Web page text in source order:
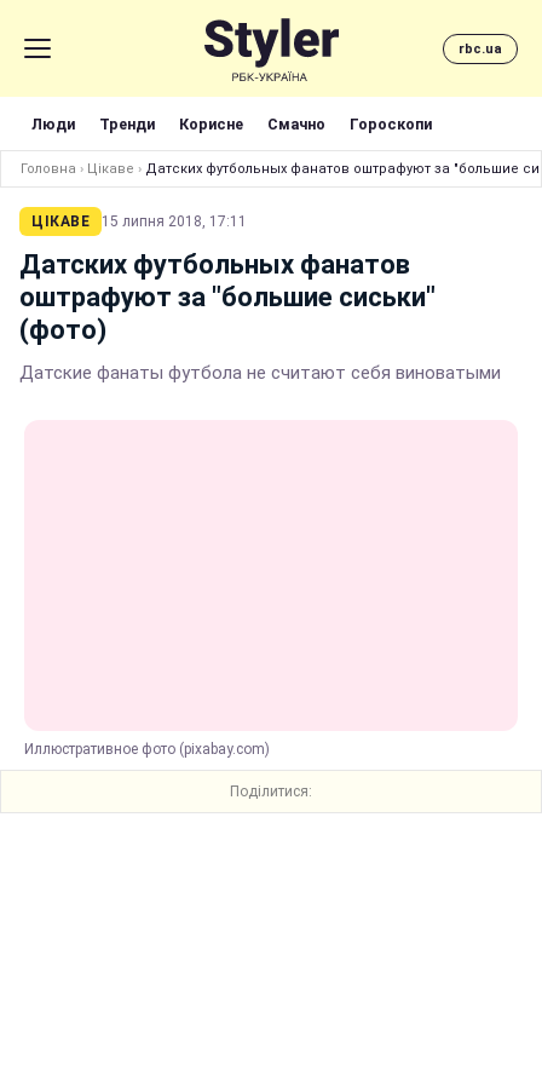
rbc.ua
Люди Тренди Корисне Смачно Гороскопи
Головна › Цікаве › Датских футбольных фанатов оштрафуют за "большие
ЦІКАВЕ 15 липня 2018, 17:11
Датских футбольных фанатов
оштрафуют за "большие сиськи"
(фото)
Датские фанаты футбола не считают себя виноватыми
Иллюстративное фото (pixabay.com)
Поділитися: